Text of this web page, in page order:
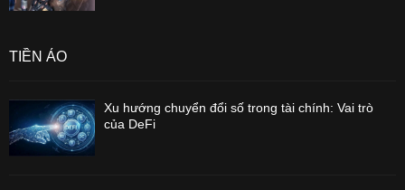
TIỀN ẢO
Xu hướng chuyển đổi số trong tài chính: Vai trò
của DeFi